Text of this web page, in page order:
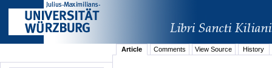
Article Comments View Source History